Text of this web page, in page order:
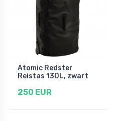
Atomic Redster
Reistas 130L, zwart
250 EUR